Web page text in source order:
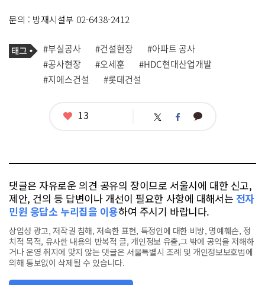
문의 : 방재시설부 02-6438-2412
기
사
관
련
태
태
그
#부실공사 #건설현장
#아파트 공사
#공사현장
#오세훈
#HDC현대산업개발
#지에스건설
#롯데건설
좋
13 트 페 카
댓글은 자유로운 의견 공유의 장이므로 서울시에 대한 신고,
제안, 건의 등 답변이나 개선이 필요한 사항에 대해서는 전자
민원 응답소 누리집을 이용하여 주시기 바랍니다.
상업성 광고, 저작권 침해, 저속한 표현, 특정인에 대한 비방, 명예훼손, 정
치적 목적, 유사한 내용의 반복적 글, 개인정보 유출,그 밖에 공익을 저해하
거나 운영 취지에 맞지 않는 댓글은 서울특별시 조례 및 개인정보보호법에
의해 통보없이 삭제될 수 있습니다.